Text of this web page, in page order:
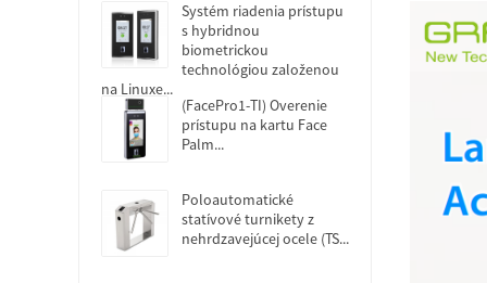
Systém riadenia prístupu
s hybridnou
biometrickou
technológiou založenou
na Linuxe...
(FacePro1-TI) Overenie
prístupu na kartu Face
Palm...
Poloautomatické
statívové turnikety z
nehrdzavejúcej ocele (TS...